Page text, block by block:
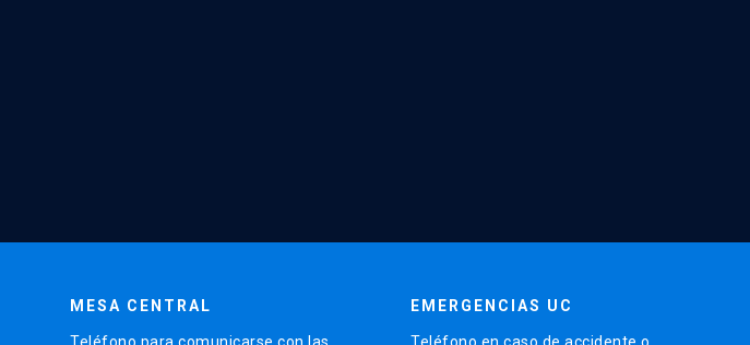
MESA CENTRAL
Teléfono para comunicarse con las
EMERGENCIAS UC
Teléfono en caso de accidente o